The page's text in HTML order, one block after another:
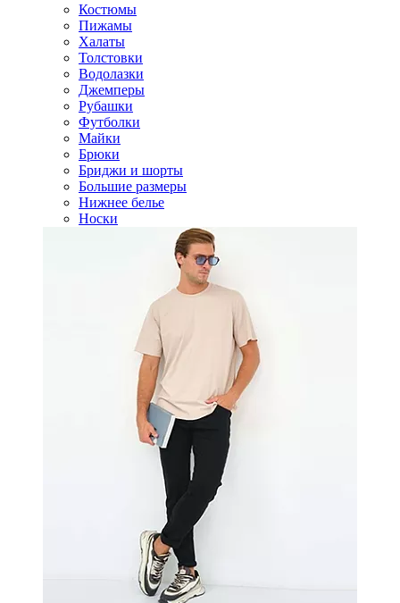
Костюмы
Пижамы
Халаты
Толстовки
Водолазки
Джемперы
Рубашки
Футболки
Майки
Брюки
Бриджи и шорты
Большие размеры
Нижнее белье
Носки